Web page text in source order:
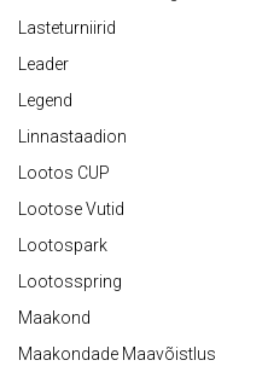
Lasteturniirid
Leader
Legend
Linnastaadion
Lootos CUP
Lootose Vutid
Lootospark
Lootosspring
Maakond
Maakondade Maavõistlus